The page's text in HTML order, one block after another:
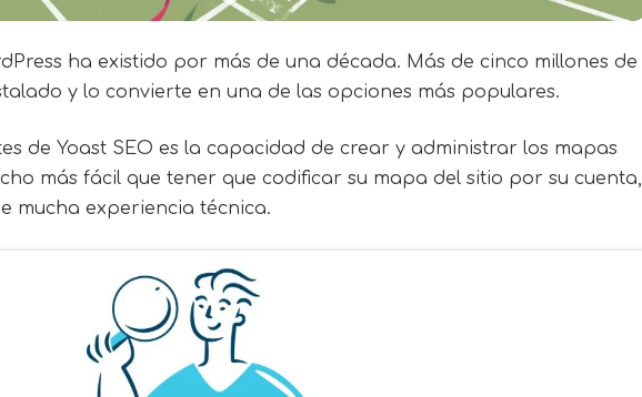
ha existido por más de una década. Más de cinco millones de
y lo convierte en una de las opciones más populares.
de Yoast SEO es la capacidad de crear y administrar los mapas
más fácil que tener que codificar su mapa del sitio por su cuenta,
mucha experiencia técnica.